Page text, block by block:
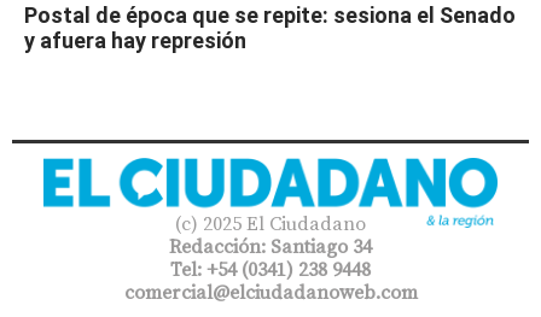
Postal de época que se repite: sesiona el Senado
y afuera hay represión
(c) 2025 El Ciudadano
Redacción: Santiago 34
Tel: +54 (0341) 238 9448
comercial@elciudadanoweb.com​